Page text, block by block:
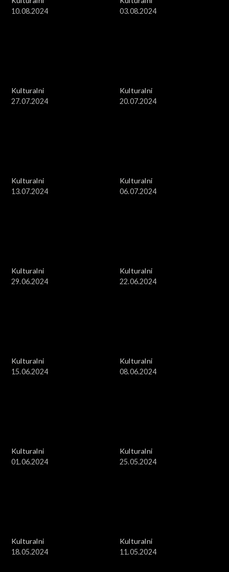
10.08.2024
03.08.2024
Kulturalni
27.07.2024
Kulturalni
20.07.2024
Kulturalni
13.07.2024
Kulturalni
06.07.2024
Kulturalni
29.06.2024
Kulturalni
22.06.2024
Kulturalni
15.06.2024
Kulturalni
08.06.2024
Kulturalni
01.06.2024
Kulturalni
25.05.2024
Kulturalni
18.05.2024
Kulturalni
11.05.2024